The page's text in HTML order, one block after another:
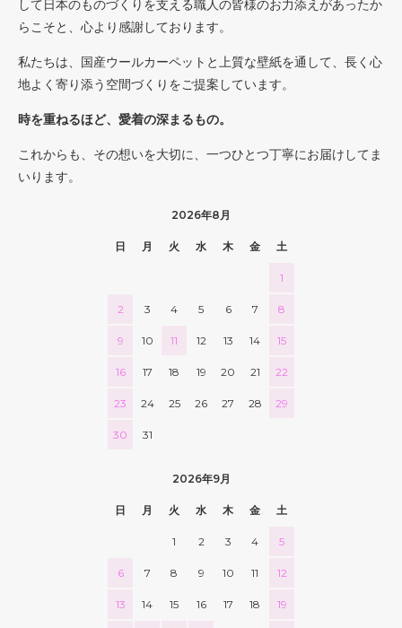
して日本のものづくりを支える職人の皆様のお力添えがあったか
らこそと、心より感謝しております。
私たちは、国産ウールカーペットと上質な壁紙を通して、長く心
地よく寄り添う空間づくりをご提案しています。
時を重ねるほど、愛着の深まるもの。
これからも、その想いを大切に、一つひとつ丁寧にお届けしてま
いります。
2026年8月
日 月 火 水 木 金 土
1
2 3 4 5 6 7 8
9 10 11 12 13 14 15
16 17 18 19 20 21 22
23 24 25 26 27 28 29
30 31
2026年9月
日 月 火 水 木 金 土
1 2 3 4 5
6 7 8 9 10 11 12
13 14 15 16 17 18 19